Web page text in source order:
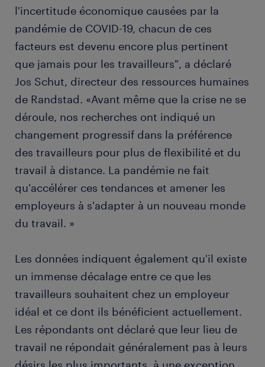
l'incertitude économique causées par la
pandémie de COVID-19, chacun de ces
facteurs est devenu encore plus pertinent
que jamais pour les travailleurs", a déclaré
Jos Schut, directeur des ressources humaines
de Randstad. «Avant même que la crise ne se
déroule, nos recherches ont indiqué un
changement progressif dans la préférence
des travailleurs pour plus de flexibilité et du
travail à distance. La pandémie ne fait
qu'accélérer ces tendances et amener les
employeurs à s'adapter à un nouveau monde
du travail. »
Les données indiquent également qu'il existe
un immense décalage entre ce que les
travailleurs souhaitent chez un employeur
idéal et ce dont ils bénéficient actuellement.
Les répondants ont déclaré que leur lieu de
travail ne répondait généralement pas à leurs